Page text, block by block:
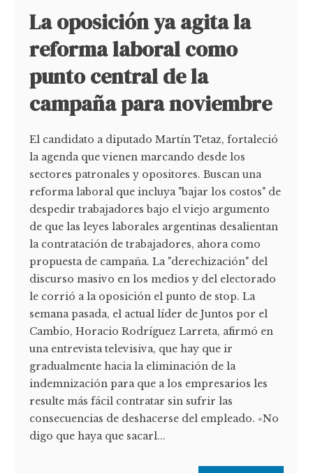
La oposición ya agita la
reforma laboral como
punto central de la
campaña para noviembre
El candidato a diputado Martín Tetaz, fortaleció
la agenda que vienen marcando desde los
sectores patronales y opositores. Buscan una
reforma laboral que incluya "bajar los costos" de
despedir trabajadores bajo el viejo argumento
de que las leyes laborales argentinas desalientan
la contratación de trabajadores, ahora como
propuesta de campaña. La "derechización" del
discurso masivo en los medios y del electorado
le corrió a la oposición el punto de stop. La
semana pasada, el actual líder de Juntos por el
Cambio, Horacio Rodríguez Larreta, afirmó en
una entrevista televisiva, que hay que ir
gradualmente hacia la eliminación de la
indemnización para que a los empresarios les
resulte más fácil contratar sin sufrir las
consecuencias de deshacerse del empleado. «No
digo que haya que sacarl...